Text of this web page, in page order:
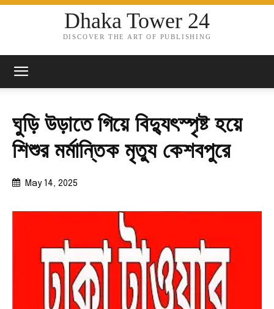
Dhaka Tower 24
DISCOVER THE ART OF PUBLISHING
ঘুড়ি উড়াতে গিয়ে বিদ্যুৎস্পৃষ্ট হয়ে
শিশুর মর্মান্তিক মৃত্যু কেশবপুরে
May 14, 2025